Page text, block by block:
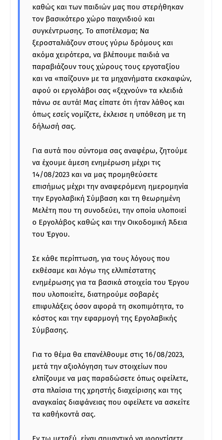
καθώς και των παιδιών μας που στερήθηκαν
τον βασικότερο χώρο παιχνιδιού και
συγκέντρωσης. Το αποτέλεσμα; Nα
ξεροσταλιάζουν στους γύρω δρόμους και
ακόμα χειρότερα, να βλέπουμε παιδιά να
παραβιάζουν τους χώρους τους εργοταξίου
και να «παίζουν» με τα μηχανήματα εκσκαφών,
αφού οι εργολάβοι σας «ξεχνούν» τα κλειδιά
πάνω σε αυτά! Μας είπατε ότι ήταν λάθος και
όπως εσείς νομίζετε, έκλεισε η υπόθεση με τη
δήλωσή σας.
Για αυτά που σύντομα σας αναφέρω, ζητούμε
να έχουμε άμεση ενημέρωση μέχρι τις
14/08/2023 και να μας προμηθεύσετε
επισήμως μέχρι την αναφερόμενη ημερομηνία
την Εργολαβική Σύμβαση και τη θεωρημένη
Μελέτη που τη συνοδεύει, την οποία υλοποιεί
ο Εργολάβος καθώς και την Οικοδομική Άδεια
του Έργου.
Σε κάθε περίπτωση, για τους λόγους που
εκθέσαμε και λόγω της ελλιπέστατης
ενημέρωσης για τα βασικά στοιχεία του Έργου
που υλοποιείτε, διατηρούμε σοβαρές
επιφυλάξεις όσον αφορά τη σκοπιμότητα, το
κόστος και την εφαρμογή της Εργολαβικής
Σύμβασης.
Για το θέμα θα επανέλθουμε στις 16/08/2023,
μετά την αξιολόγηση των στοιχείων που
ελπίζουμε να μας παραδώσετε όπως οφείλετε,
στα πλαίσια της χρηστής διαχείρισης και της
αναγκαίας διαφάνειας που οφείλετε να ασκείτε
τα καθήκοντά σας.